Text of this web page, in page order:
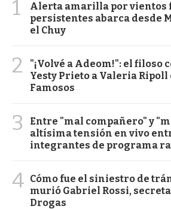
1
Alerta amarilla por vientos
persistentes abarca desde
el Chuy
2
"¡Volvé a Adeom!": el filoso
Yesty Prieto a Valeria Ripoll
Famosos
3
Entre "mal compañero" y
altísima tensión en vivo
integrantes de programa
4 Cómo fue el siniestro de
murió Gabriel Rossi,
Drogas